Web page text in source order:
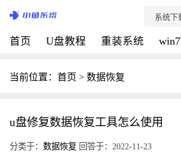
首页 U盘教程 重装系统
当前位置： 首页 > 数据恢复
u盘修复数据恢复工具怎么使用
分类于： 数据恢复 回答于：2022-11-23